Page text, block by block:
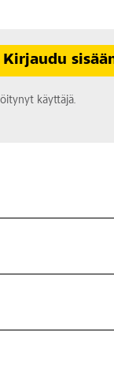
Kirjaudu
käyttäjä.